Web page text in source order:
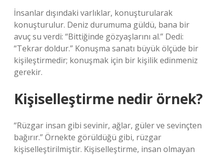
İnsanlar dışındaki varlıklar, konuşturularak
konuşturulur. Deniz durumuma güldü, bana bir
avuç su verdi: “Bittiğinde gözyaşlarını al.” Dedi:
“Tekrar doldur.” Konuşma sanatı büyük ölçüde bir
kişileştirmedir; konuşmak için bir kişilik edinmeniz
gerekir.
Kişiselleştirme nedir örnek?
“Rüzgar insan gibi sevinir, ağlar, güler ve sevinçten
bağırır.” Örnekte görüldüğü gibi, rüzgar
kişiselleştirilmiştir. Kişiselleştirme, insan olmayan